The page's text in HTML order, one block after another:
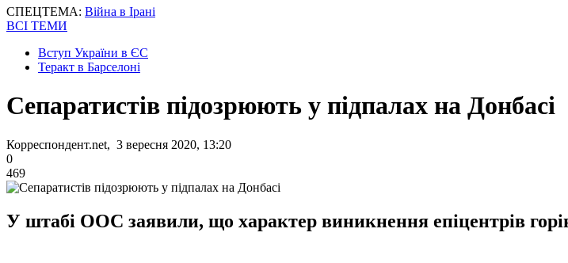
СПЕЦТЕМА: Війна в Ірані
ВСІ ТЕМИ
Вступ України в ЄС
Теракт в Барселоні
Сепаратистів підозрюють у підпалах на Донбасі
Корреспондент.net, 3 вересня 2020, 13:20
0
469
У штабі ООС заявили, що характер виникнення епіцентрів